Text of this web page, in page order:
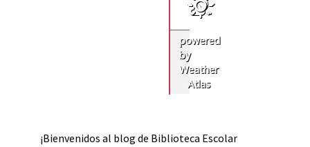
¡Bienvenidos al blog de Biblioteca Escolar
powered
by
Weather
Atlas